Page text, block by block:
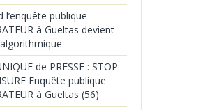
l’enquête publique
à Gueltas devient
de PRESSE : STOP
Enquête publique
à Gueltas (56)